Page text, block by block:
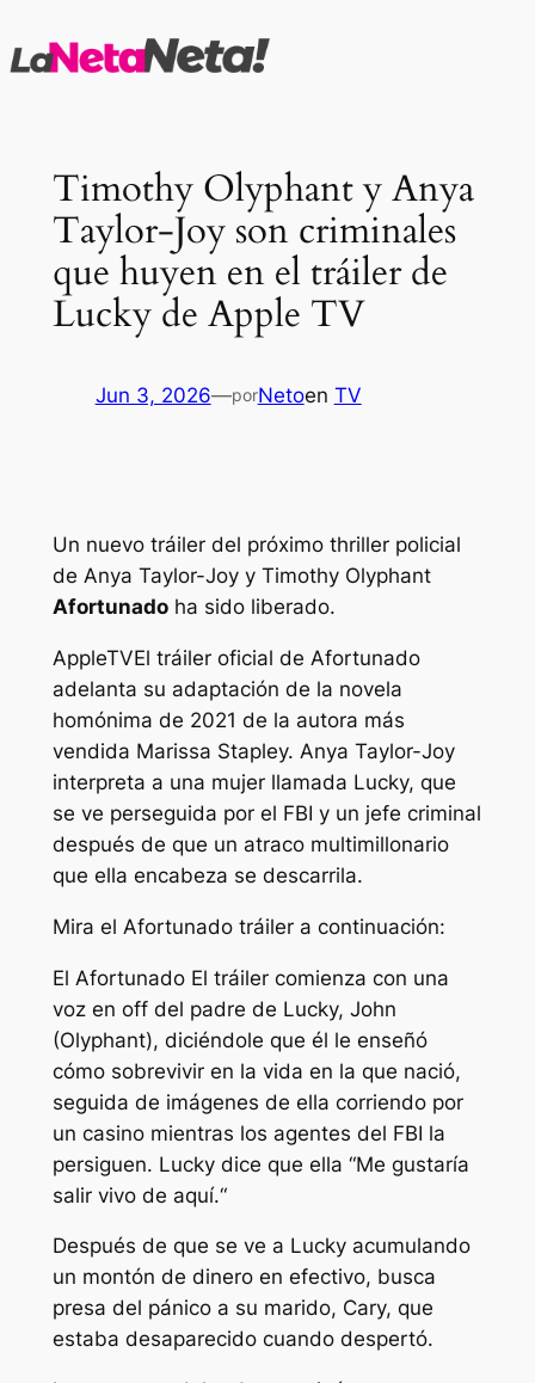
al
Timothy Olyphant y Anya
Taylor-Joy son criminales
que huyen en el tráiler de
Lucky de Apple TV
Jun 3, 2026—porNetoen TV
Un nuevo tráiler del próximo thriller policial
de Anya Taylor-Joy y Timothy Olyphant
Afortunadoha sido liberado.
AppleTVEl tráiler oficial de Afortunado
adelanta su adaptación de la novela
homónima de 2021 de la autora más
vendida Marissa Stapley. Anya Taylor-Joy
interpreta a una mujer llamada Lucky, que
se ve perseguida por el FBI y un jefe criminal
después de que un atraco multimillonario
que ella encabeza se descarrila.
Mira el Afortunadotráiler a continuación:
El Afortunado El tráiler comienza con una
voz en off del padre de Lucky, John
(Olyphant), diciéndole que él le enseñó
cómo sobrevivir en la vida en la que nació,
seguida de imágenes de ella corriendo por
un casino mientras los agentes del FBI la
persiguen. Lucky dice que ella “Me gustaría
salir vivo de aquí.“
Después de que se ve a Lucky acumulando
un montón de dinero en efectivo, busca
presa del pánico a su marido, Cary, que
estaba desaparecido cuando despertó.